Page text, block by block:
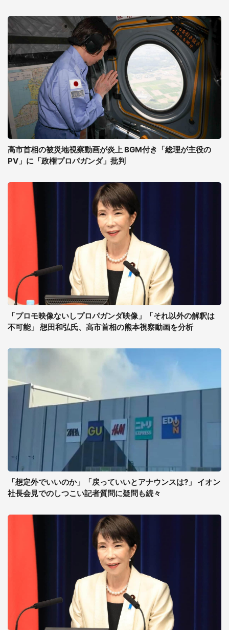
高市首相の被災地視察動画が炎上 BGM付き「総理が主役の
PV」に「政権プロパガンダ」批判
「プロモ映像ないしプロパガンダ映像」「それ以外の解釈は
不可能」 想田和弘氏、高市首相の熊本視察動画を分析
「想定外でいいのか」「戻っていいとアナウンスは?」 イオン
社長会見でのしつこい記者質問に疑問も続々